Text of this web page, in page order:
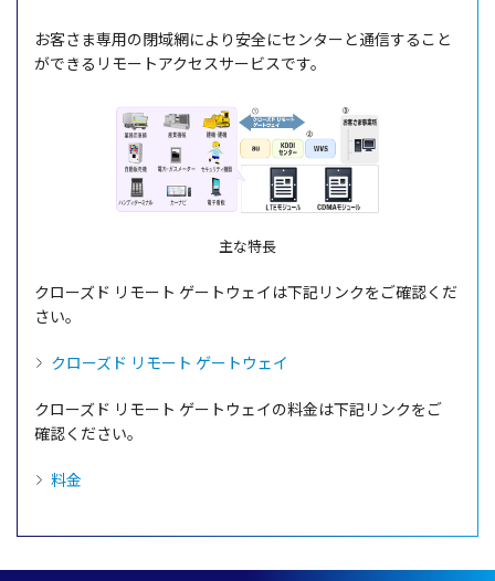
お客さま専用の閉域網により安全にセンターと通信すること
ができる リモートアクセスサービスです。
主な特長
クローズド リモート ゲートウェイ は下記リンクをご確認くだ
さい。
クローズド リモート ゲートウェイ
クローズド リモート ゲートウェイの料金は下記リンクをご
確認ください。
料金